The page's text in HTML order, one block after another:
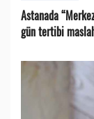
Astanada
gün tertibi